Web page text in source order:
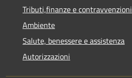
Tributi,finanze e contravvenzioni
Ambiente
Salute, benessere e assistenza
Autorizzazioni